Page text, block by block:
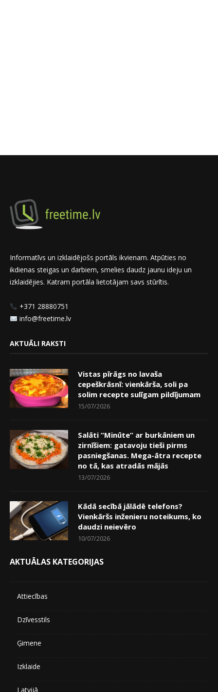
Informatīvs un izklaidējošs portāls ikvienam. Atpūties no
ikdienas steigas un darbiem, smelies daudz jaunu ideju un
izklaidējies. Katram portāla lietotājam savs stūrītis.
+371 28880751
info@freetime.lv
AKTUĀLI RAKSTI
Vistas pīrāgs no lavaša
cepeškrāsnī: vienkārša, soli pa
solim recepte sulīgam pildījumam
15/07/2026
Salāti “Minūte” ar burkāniem un
zirnīšiem: gatavoju tieši pirms
pasniegšanas. Mega-ātra recepte
no tā, kas atradās mājās
13/07/2026
Kādā secībā jālādē telefons?
Vienkāršs inženieru noteikums, ko
daudzi neievēro
10/07/2026
AKTUĀLAS KATEGORIJAS
Attiecības
Dzīvesstils
Ģimene
Izklaide
Latvijā